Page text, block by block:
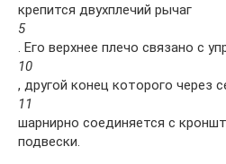
крепится двухплечий рычаг
5
. Его верхнее плечо связано с
10
, другой конец которого через
11
шарнирно соединяется с
подвески.